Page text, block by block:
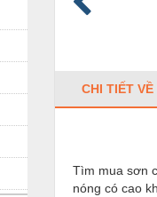
CHI TIẾT
Tìm mua sơn
nóng có cao